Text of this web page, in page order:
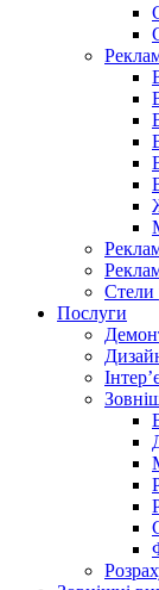
Стели
Послуги